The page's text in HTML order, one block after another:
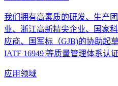
我们拥有高素质的研发、生产
业、浙江高新精尖企业、国家
应商、国军标（GJB)的协助起
IATF 16949 等质量管理体系认
应用领域